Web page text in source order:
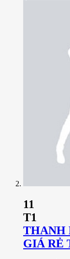
11
T1
THANH
GIÁ RẺ